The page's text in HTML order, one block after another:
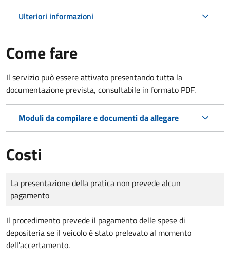
Ulteriori informazioni
Come fare
Il servizio può essere attivato presentando tutta la
documentazione prevista, consultabile in formato PDF.
Moduli da compilare e documenti da allegare
Costi
Tipo di pagamento
Importo
La presentazione della pratica non prevede alcun
pagamento
Il procedimento prevede il pagamento delle spese di
depositeria se il veicolo è stato prelevato al momento
dell'accertamento.